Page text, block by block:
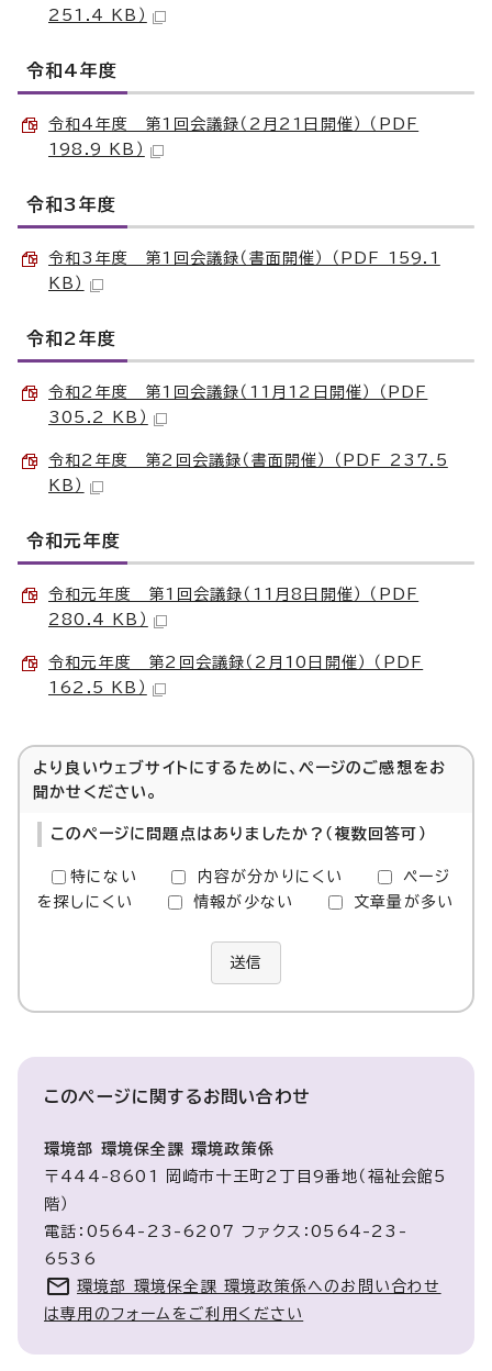
251.4 KB）
令和4年度
令和4年度 第1回会議録（2月21日開催） （PDF
198.9 KB）
令和3年度
令和3年度 第1回会議録（書面開催） （PDF 159.1
KB）
令和2年度
令和2年度 第1回会議録（11月12日開催） （PDF
305.2 KB）
令和2年度 第2回会議録（書面開催） （PDF 237.5
KB）
令和元年度
令和元年度 第1回会議録（11月8日開催） （PDF
280.4 KB）
令和元年度 第2回会議録（2月10日開催） （PDF
162.5 KB）
より良いウェブサイトにするために、ページのご感想をお
聞かせください。
このページに問題点はありましたか？（複数回答可）
特にない 内容が分かりにくい
ページ
を探しにくい
情報が少ない 文章量が多い
送信
このページに関するお問い合わせ
環境部 環境保全課 環境政策係
〒444-8601 岡崎市十王町2丁目9番地（福祉会館5
階）
電話：0564-23-6207 ファクス：0564-23-
6536
環境部 環境保全課 環境政策係へのお問い合わせ
は専用のフォームをご利用ください